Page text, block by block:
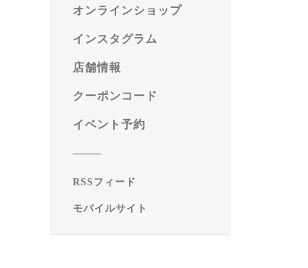
オンラインショップ
インスタグラム
店舗情報
クーポンコード
イベント予約
RSSフィード
モバイルサイト